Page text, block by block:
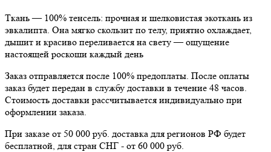
Ткань — 100% тенсель: прочная и шелковистая экоткань из
эвкалипта. Она мягко скользит по телу, приятно охлаждает,
дышит и красиво переливается на свету — ощущение
настоящей роскоши каждый день
Заказ отправляется после 100% предоплаты. После оплаты
заказ будет передан в службу доставки в течение 48 часов.
Стоимость доставки рассчитывается индивидуально при
оформлении заказа.
При заказе от 50 000 руб. доставка для регионов РФ будет
бесплатной, для стран СНГ - от 60 000 руб.